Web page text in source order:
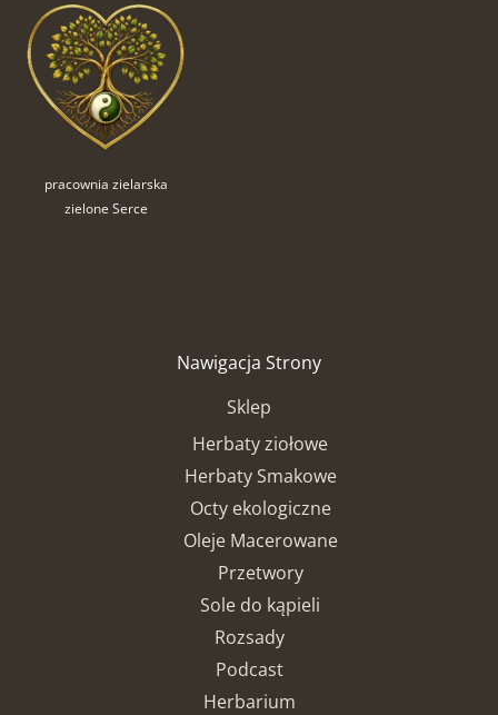
pracownia zielarska
zielone Serce
Nawigacja Strony
Sklep
Herbaty ziołowe
Herbaty Smakowe
Octy ekologiczne
Oleje Macerowane
Przetwory
Sole do kąpieli
Rozsady
Podcast
Herbarium